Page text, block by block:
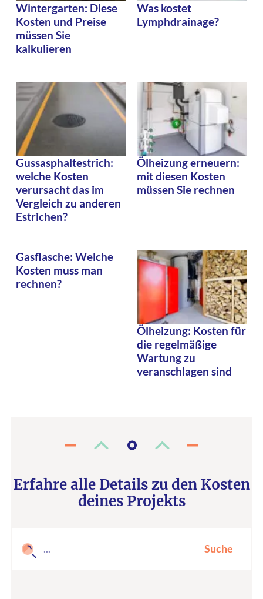
Wintergarten: Diese
Kosten und Preise
müssen Sie
kalkulieren
Was kostet
Lymphdrainage?
Gussasphaltestrich:
welche Kosten
verursacht das im
Vergleich zu anderen
Estrichen?
Ölheizung erneuern:
mit diesen Kosten
müssen Sie rechnen
Gasflasche: Welche
Kosten muss man
rechnen?
Ölheizung: Kosten für
die regelmäßige
Wartung zu
veranschlagen sind
Erfahre alle Details zu den Kosten
deines Projekts
Suche